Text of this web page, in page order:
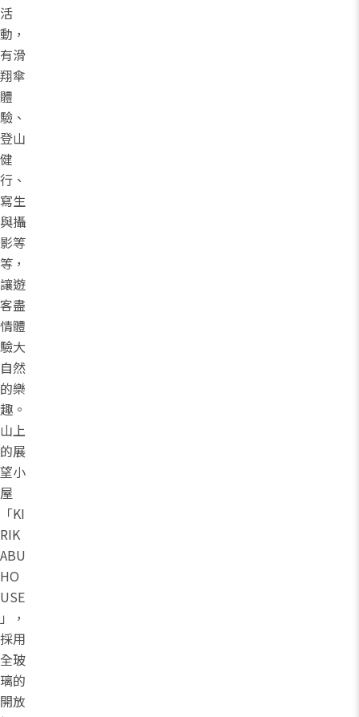
活
動，
有滑
翔傘
體
驗、
登山
健
行、
寫生
與攝
影等
等，
讓遊
客盡
情體
驗大
自然
的樂
趣。
山上
的展
望小
屋
「KI
RIK
ABU
HO
USE
」，
採用
全玻
璃的
開放